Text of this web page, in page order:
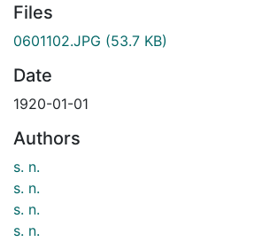
Files
0601102.JPG (53.7 KB)
Date
1920-01-01
Authors
s. n.
s. n.
s. n.
s. n.